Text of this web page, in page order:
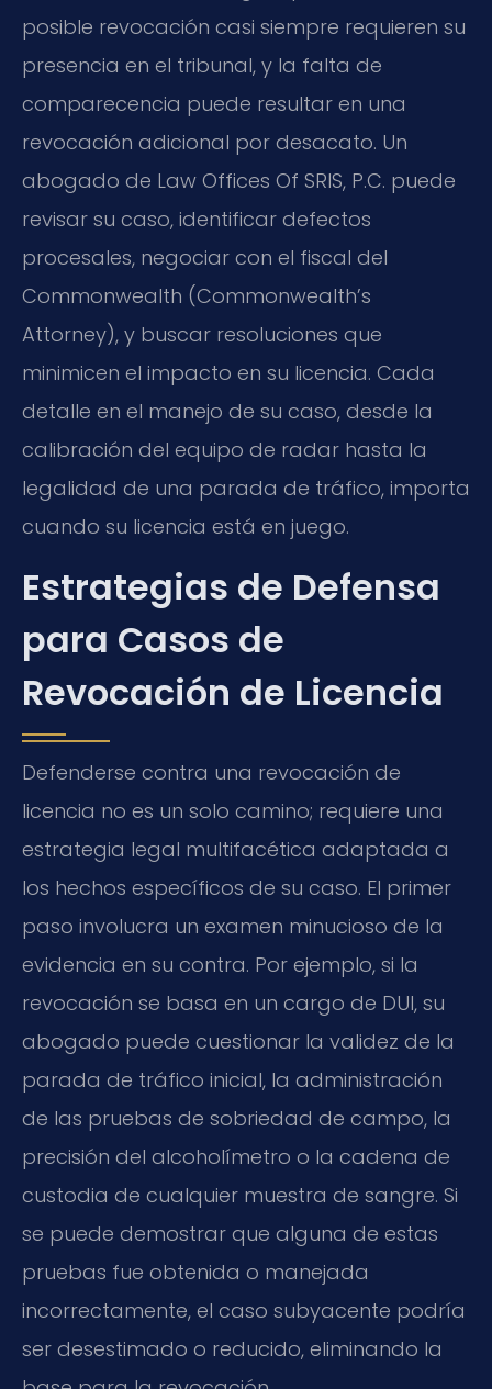
posible revocación casi siempre requieren su
presencia en el tribunal, y la falta de
comparecencia puede resultar en una
revocación adicional por desacato. Un
abogado de Law Offices Of SRIS, P.C. puede
revisar su caso, identificar defectos
procesales, negociar con el fiscal del
Commonwealth (Commonwealth’s
Attorney), y buscar resoluciones que
minimicen el impacto en su licencia. Cada
detalle en el manejo de su caso, desde la
calibración del equipo de radar hasta la
legalidad de una parada de tráfico, importa
cuando su licencia está en juego.
Estrategias de Defensa
para Casos de
Revocación de Licencia
Defenderse contra una revocación de
licencia no es un solo camino; requiere una
estrategia legal multifacética adaptada a
los hechos específicos de su caso. El primer
paso involucra un examen minucioso de la
evidencia en su contra. Por ejemplo, si la
revocación se basa en un cargo de DUI, su
abogado puede cuestionar la validez de la
parada de tráfico inicial, la administración
de las pruebas de sobriedad de campo, la
precisión del alcoholímetro o la cadena de
custodia de cualquier muestra de sangre. Si
se puede demostrar que alguna de estas
pruebas fue obtenida o manejada
incorrectamente, el caso subyacente podría
ser desestimado o reducido, eliminando la